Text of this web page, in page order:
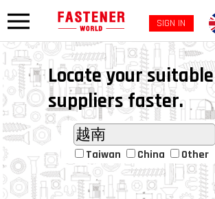
SIGN IN
Locate your suitable
suppliers faster.
Taiwan China Other